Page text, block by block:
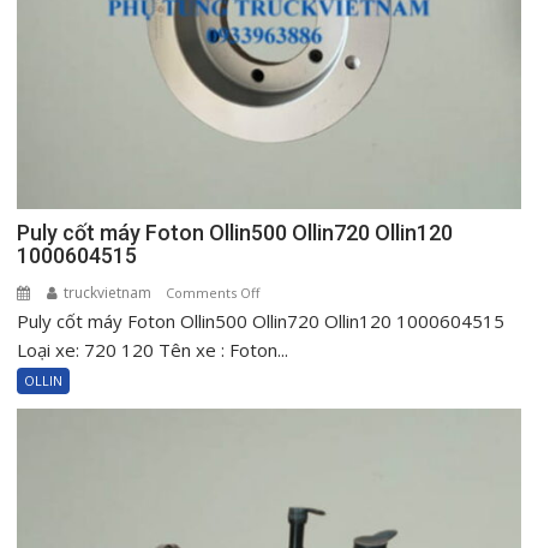
720
New
Ollin120
Puly cốt máy Foton Ollin500 Ollin720 Ollin120
1000604515
truckvietnam Comments Offon
Puly
cốt
Puly cốt máy Foton Ollin500 Ollin720 Ollin120 1000604515
Loại xe: 720 120 Tên xe : Foton...
OLLIN